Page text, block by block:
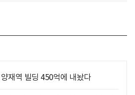
재역 빌딩 450억에 내놨다